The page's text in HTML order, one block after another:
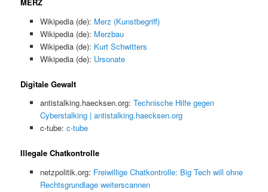
Wikipedia (de): Merz (Kunstbegriff)
Wikipedia (de): Merzbau
Wikipedia (de): Kurt Schwitters
Wikipedia (de): Ursonate
Digitale Gewalt
antistalking.haecksen.org: Technische Hilfe gegen
Cyberstalking | antistalking.haecksen.org
c-tube: c-tube
Illegale Chatkontrolle
netzpolitik.org: Freiwillige Chatkontrolle: Big Tech will ohne
Rechtsgrundlage weiterscannen